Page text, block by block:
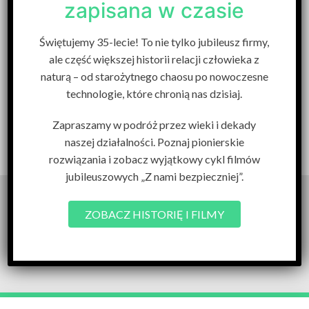
właścicielem jest ALBA Południe Polska Sp.
Oświadczamy, że nie jesteśmy w żaden
sposób powiązani z tą spółką, a znak
towarowy wykorzystywaliśmy bez jej
wiedzy i zgody.
Wróć
Odwiedź nas również
zapisana w czasie
Świętujemy 35-lecie! To nie tylko jubileusz firmy,
ale część większej historii relacji człowieka z
naturą – od starożytnego chaosu po nowoczesne
technologie, które chronią nas dzisiaj.
Zapraszamy w podróż przez wieki i dekady
naszej działalności. Poznaj pionierskie
rozwiązania i zobacz wyjątkowy cykl filmów
jubileuszowych „Z nami bezpieczniej”.
ZOBACZ HISTORIĘ I FILMY